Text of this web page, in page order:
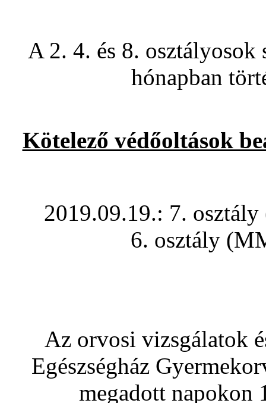
A 2. 4. és 8.
hónapban
Kötelező védőoltások
2019.09.19.: 7.
6. osztály
Az orvosi vizsgálatok
Egészségház
megadott napokon